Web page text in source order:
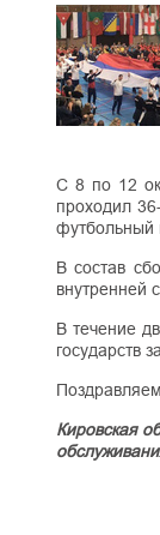
С 8 по 12
проходил
футбольный
В состав
внутренней
В течение
государств
Кировская